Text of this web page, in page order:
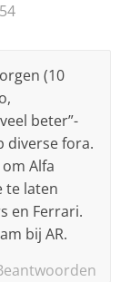
(10
beter”-
diverse fora.
Alfa
te laten
en Ferrari.
bij AR.